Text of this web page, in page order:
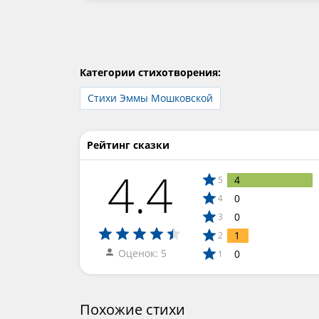
Категории стихотворения:
Стихи Эммы Мошковской
Рейтинг сказки
4.4
Оценок: 5
5 4
4 0
3 0
2 1
1 0
Похожие стихи